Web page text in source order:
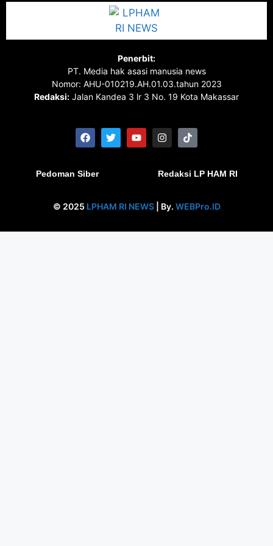
Penerbit:
PT. Media hak asasi manusia news
Nomor: AHU-010219.AH.01.03.tahun 2023
Redaksi: Jalan Kandea 3 lr 3 No. 19 Kota Makassar
Pedoman Siber Redaksi LP HAM RI
© 2025 LPHAM RI NEWS| By. WEBPro.ID